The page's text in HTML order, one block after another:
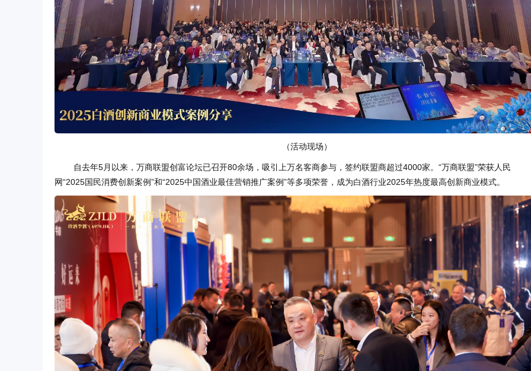
（活动现场）
自去年5月以来，万商联盟创富论坛已召开80余场，吸引上万名客商参与，签约联盟商超过4000家。“万商联盟”荣获人民
网“2025国民消费创新案例”和“2025中国酒业最佳营销推广案例”等多项荣誉，成为白酒行业2025年热度最高创新商业模式。